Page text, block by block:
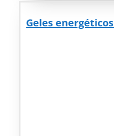
Geles